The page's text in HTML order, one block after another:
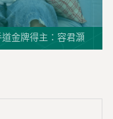
金牌得主：容君灝